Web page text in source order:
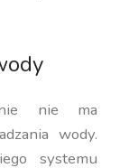
nie ma
wody.
systemu